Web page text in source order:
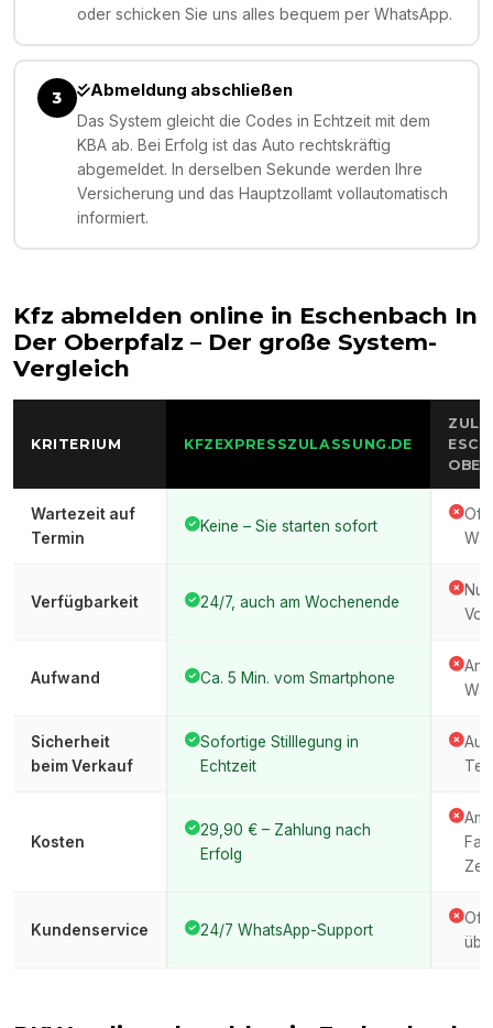
oder schicken Sie uns alles bequem per WhatsApp.
3 Abmeldung abschließen
Das System gleicht die Codes in Echtzeit mit dem
KBA ab. Bei Erfolg ist das Auto rechtskräftig
abgemeldet. In derselben Sekunde werden Ihre
Versicherung und das Hauptzollamt vollautomatisch
informiert.
Kfz abmelden online in Eschenbach In
Der Oberpfalz – Der große System-
Vergleich
KRITERIUM KFZEXPRESSZULASSUNG.DE
Wartezeit auf
Termin
Keine – Sie starten sofort
Oft
Verfügbarkeit 24/7, auch am Wochenende
Aufwand Ca. 5 Min. vom Smartphone
Sicherheit
beim Verkauf
Sofortige Stilllegung in
Echtzeit
Kosten
29,90 € – Zahlung nach
Erfolg
Kundenservice 24/7 WhatsApp-Support
Oft